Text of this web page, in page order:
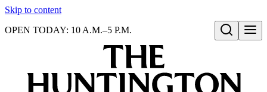
Skip to content
Open search
OPEN TODAY: 10 A.M.–5 P.M.